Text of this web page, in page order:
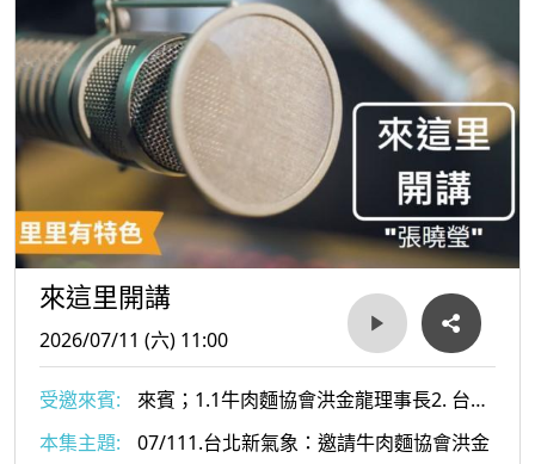
來這里開講
2026/07/11 (六) 11:00
受邀來賓:
來賓；1.1牛肉麵協會洪金龍理事長2. 台北
市精品咖啡商業發展協會張文蔚理事長
本集主題:
07/111.台北新氣象：邀請牛肉麵協會洪金